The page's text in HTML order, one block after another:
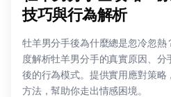
技巧與行為解析
牡羊男分手後為什麼總是忽冷忽熱
度解析牡羊男分手的真實原因、
後的行為模式。提供實用應對策略
方法，幫助你走出情感困境。